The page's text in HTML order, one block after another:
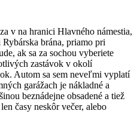
v na hranici Hlavného námestia,
brána, priamo pri
ak sa za sochou vyberiete
zastávok v okolí
Autom sa sem neveľmi vyplatí
garážach je nákladné a
beznádejne obsadené a tiež
časy neskôr večer, alebo